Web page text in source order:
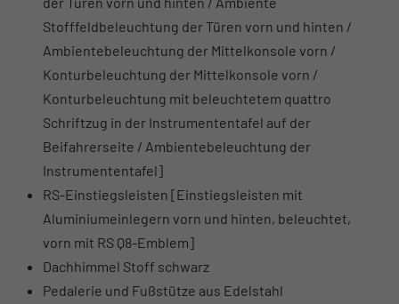
Stofffeldbeleuchtung der Türen vorn und hinten /
Ambientebeleuchtung der Mittelkonsole vorn /
Konturbeleuchtung der Mittelkonsole vorn /
Konturbeleuchtung mit beleuchtetem quattro
Schriftzug in der Instrumententafel auf der
Beifahrerseite / Ambientebeleuchtung der
Instrumententafel]
RS-Einstiegsleisten [Einstiegsleisten mit
Aluminiumeinlegern vorn und hinten, beleuchtet,
vorn mit RS Q8-Emblem]
Dachhimmel Stoff schwarz
Pedalerie und Fußstütze aus Edelstahl